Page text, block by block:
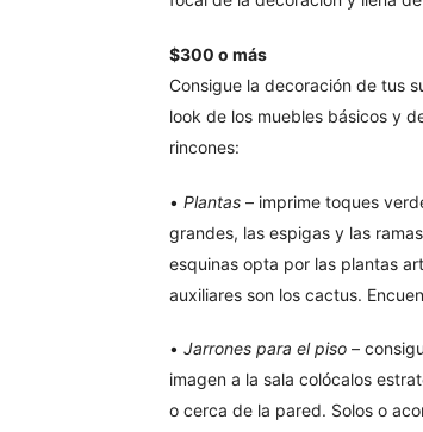
$300 o más
Consigue la decoración de tus
look de los muebles básicos y
rincones:
• Plantas – imprime toques
grandes, las espigas y las
esquinas opta por las plantas
auxiliares son los cactus.
• Jarrones para el piso –
imagen a la sala colócalos
o cerca de la pared. Solos o